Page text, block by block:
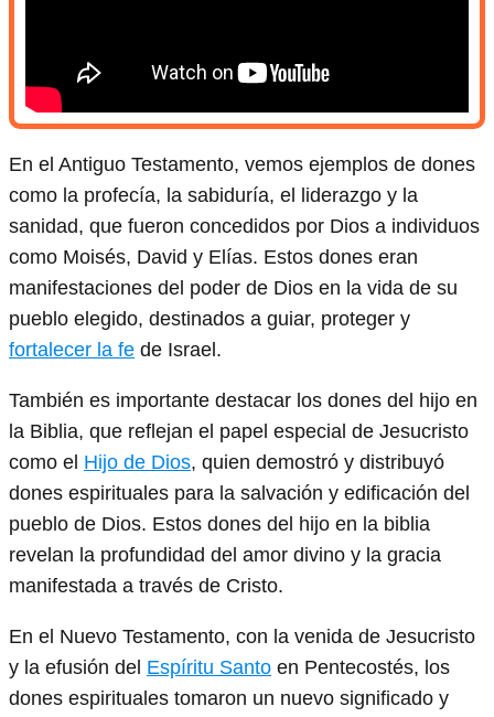
En el Antiguo Testamento, vemos ejemplos de dones
como la profecía, la sabiduría, el liderazgo y la
sanidad, que fueron concedidos por Dios a individuos
como Moisés, David y Elías. Estos dones eran
manifestaciones del poder de Dios en la vida de su
pueblo elegido, destinados a guiar, proteger y
fortalecer la fe de Israel.
También es importante destacar los dones del hijo en
la Biblia, que reflejan el papel especial de Jesucristo
como el Hijo de Dios, quien demostró y distribuyó
dones espirituales para la salvación y edificación del
pueblo de Dios. Estos dones del hijo en la biblia
revelan la profundidad del amor divino y la gracia
manifestada a través de Cristo.
En el Nuevo Testamento, con la venida de Jesucristo
y la efusión del Espíritu Santo en Pentecostés, los
dones espirituales tomaron un nuevo significado y